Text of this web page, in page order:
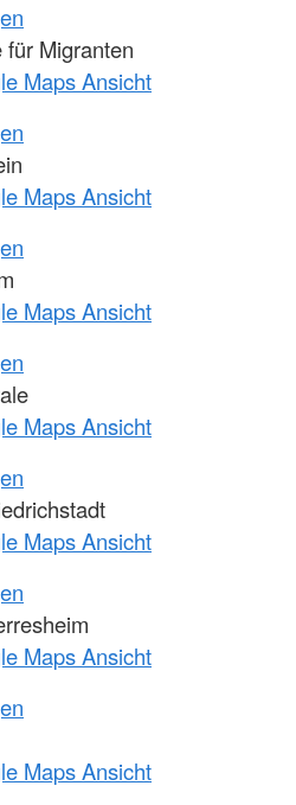
für Migranten
Maps Ansicht
Maps Ansicht
Maps Ansicht
Maps Ansicht
Maps Ansicht
Maps Ansicht
Maps Ansicht